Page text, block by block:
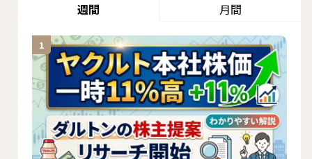
週間 月間